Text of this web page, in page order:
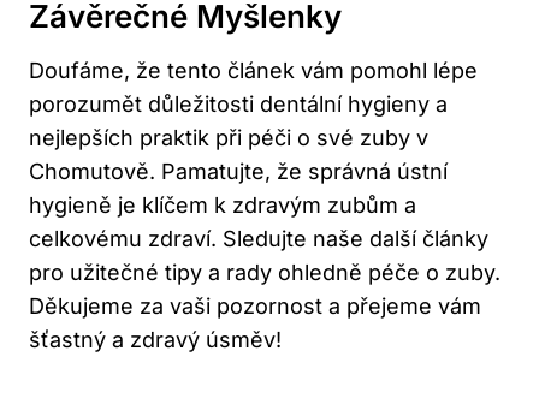
Závěrečné Myšlenky
Doufáme, že tento článek vám pomohl lépe
porozumět důležitosti dentální hygieny a
nejlepších praktik při péči o své zuby v
Chomutově. Pamatujte, že správná ústní
hygieně je klíčem k zdravým zubům a
celkovému zdraví. Sledujte naše další články
pro užitečné tipy a rady ohledně péče o zuby.
Děkujeme za vaši pozornost a přejeme vám
šťastný a zdravý úsměv!